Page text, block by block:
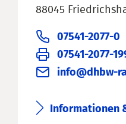
88045
07541-2077-0
07541-2077-
info@dhbw-
Informationen